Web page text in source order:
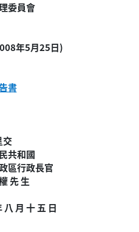
委員會
年5月25日)
書
交
共和國
區行政長官
先 生
八 月 十 五 日